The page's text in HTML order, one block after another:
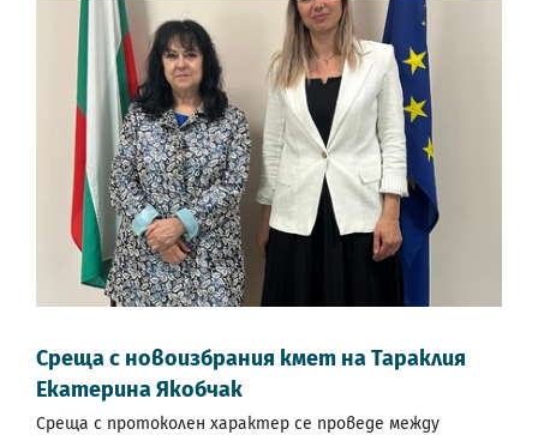
Среща с новоизбрания кмет на Тараклия
Екатерина Якобчак
Среща с протоколен характер се проведе между